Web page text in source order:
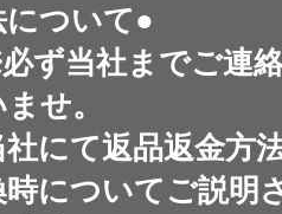
について●
ず当社までご連
せ。
社にて返品返金方
時についてご説明